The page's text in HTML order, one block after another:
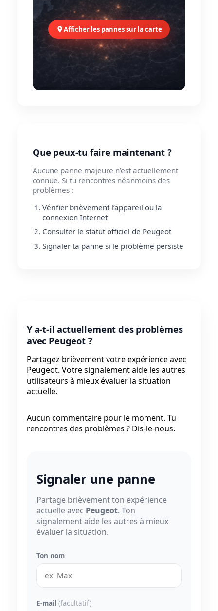
Afficher les pannes sur la carte
Que peux-tu faire maintenant ?
Aucune panne majeure n’est actuellement
connue. Si tu rencontres néanmoins des
problèmes :
Vérifier brièvement l’appareil ou la
connexion Internet
Consulter le statut officiel de Peugeot
Signaler ta panne si le problème persiste
Y a-t-il actuellement des problèmes
avec Peugeot ?
Partagez brièvement votre expérience avec
Peugeot. Votre signalement aide les autres
utilisateurs à mieux évaluer la situation
actuelle.
Aucun commentaire pour le moment. Tu
rencontres des problèmes ? Dis-le-nous.
Signaler une panne
Partage brièvement ton expérience
actuelle avec Peugeot. Ton
signalement aide les autres à mieux
évaluer la situation.
Ton nom
E-mail (facultatif)